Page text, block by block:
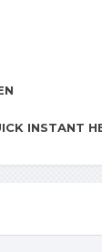
INSTANT